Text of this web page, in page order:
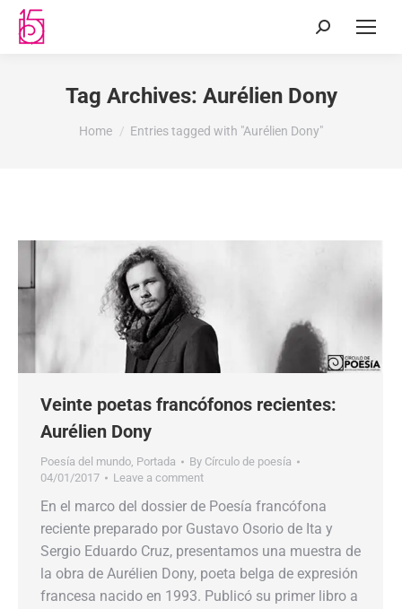
Tag Archives: Aurélien Dony
You are here:
Home Entries tagged with "Aurélien Dony"
Veinte poetas francófonos recientes:
Aurélien Dony
Poesía del mundo, Portada By Círculo de poesía
04/01/2017
Leave a comment
En el marco del dossier de Poesía francófona
reciente preparado por Gustavo Osorio de Ita y
Sergio Eduardo Cruz, presentamos una muestra de
la obra de Aurélien Dony, poeta belga de expresión
francesa nacido en 1993. Publicó su primer libro a